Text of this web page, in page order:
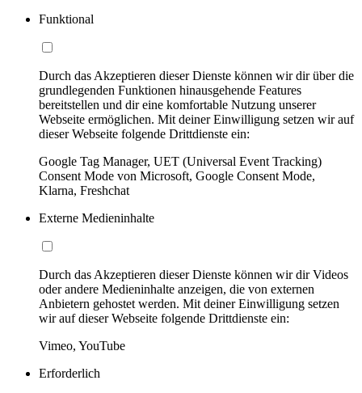
Funktional
Durch das Akzeptieren dieser Dienste können wir dir über die
grundlegenden Funktionen hinausgehende Features
bereitstellen und dir eine komfortable Nutzung unserer
Webseite ermöglichen. Mit deiner Einwilligung setzen wir auf
dieser Webseite folgende Drittdienste ein:
Google Tag Manager, UET (Universal Event Tracking)
Consent Mode von Microsoft, Google Consent Mode,
Klarna, Freshchat
Externe Medieninhalte
Durch das Akzeptieren dieser Dienste können wir dir Videos
oder andere Medieninhalte anzeigen, die von externen
Anbietern gehostet werden. Mit deiner Einwilligung setzen
wir auf dieser Webseite folgende Drittdienste ein:
Vimeo, YouTube
Erforderlich